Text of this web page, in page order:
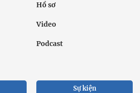
Hồ sơ
Video
Podcast
Sự kiện